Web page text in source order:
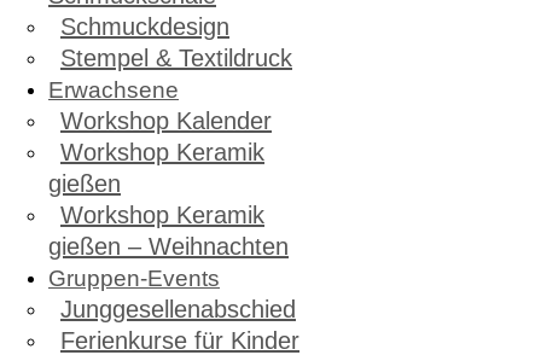
Schmuckdesign
Stempel & Textildruck
Erwachsene
Workshop Kalender
Workshop Keramik
gießen
Workshop Keramik
gießen – Weihnachten
Gruppen-Events
Junggesellenabschied
Ferienkurse für Kinder